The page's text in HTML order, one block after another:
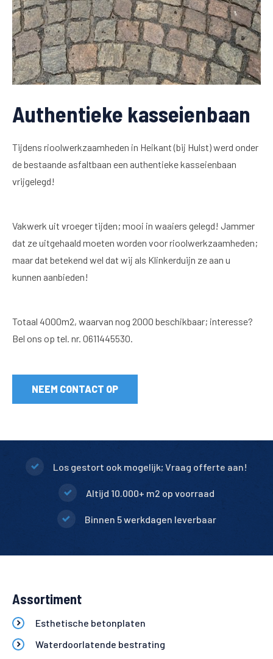
Authentieke kasseienbaan
Tijdens rioolwerkzaamheden in Heikant (bij Hulst) werd onder
de bestaande asfaltbaan een authentieke kasseienbaan
vrijgelegd!
Vakwerk uit vroeger tijden; mooi in waaiers gelegd! Jammer
dat ze uitgehaald moeten worden voor rioolwerkzaamheden;
maar dat betekend wel dat wij als Klinkerduijn ze aan u
kunnen aanbieden!
Totaal 4000m2, waarvan nog 2000 beschikbaar; interesse?
Bel ons op tel. nr. 0611445530.
NEEM CONTACT OP
Los gestort ook mogelijk; Vraag offerte aan!
Altijd 10.000+ m2 op voorraad
Binnen 5 werkdagen leverbaar
Assortiment
Esthetische betonplaten
Waterdoorlatende bestrating